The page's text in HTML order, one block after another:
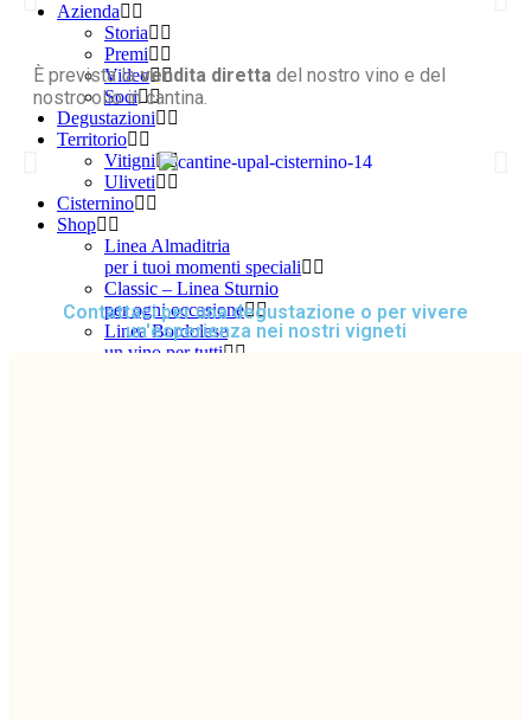
Azienda
Storia
Premi
Video
Soci
Degustazioni
Territorio
Vitigni
Uliveti
Cisternino
Shop
Linea Almaditria
per i tuoi momenti speciali
Classic – Linea Sturnio
per ogni occasione
Linea Bordolese
un vino per tutti
È prevista lavendita diretta del nostro vino e del
nostro olio in cantina.
Contattaci per una degustazione o per vivere
un'esperienza nei nostri vigneti